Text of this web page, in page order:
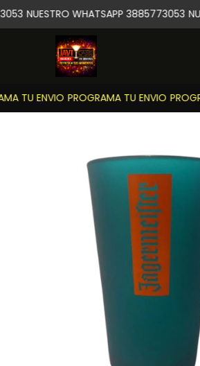
TU ENVIO PROGRAMA TU ENVIO
NUESTRO WHATSAPP 3885773053